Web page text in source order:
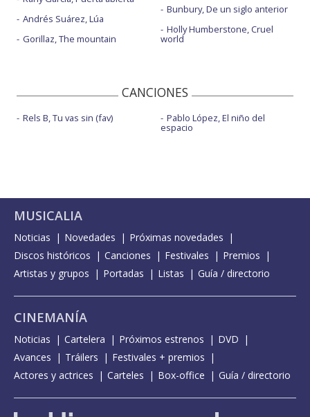
Andrés Suárez, Lúa
Gorillaz, The mountain
Bunbury, De un siglo anterior
Holly Humberstone, Cruel
world
CANCIONES
Rels B, Tu vas sin (fav) Pablo López, El niño del
espacio
MUSICALIA
Noticias Novedades
Próximas novedades
Discos históricos
Canciones Festivales
Premios
Artistas y grupos
Portadas Listas Guía / directorio
CINEMANÍA
Noticias Cartelera Próximos estrenos
DVD
Avances
Tráilers
Festivales + premios
Actores y actrices
Carteles Box-office Guía / directorio